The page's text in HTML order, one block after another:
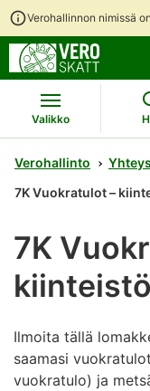
Verohallinnon nimissä
Valikko
Verohallinto
7K Vuokratulot –
7K
Ilmoita tällä
saamasi
vuokratulo) ja